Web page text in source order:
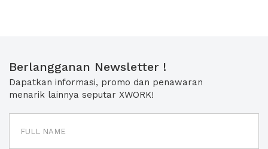
Berlangganan Newsletter !
Dapatkan informasi, promo dan penawaran
menarik lainnya seputar XWORK!